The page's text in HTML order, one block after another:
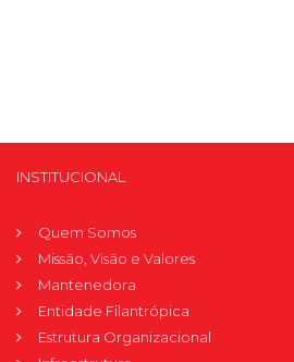
INSTITUCIONAL
Quem Somos
Missão, Visão e Valores
Mantenedora
Entidade Filantrópica
Estrutura Organizacional